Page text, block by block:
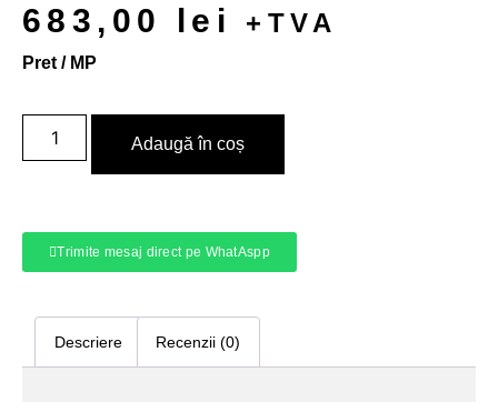
683,00 lei +TVA
Pret / MP
Adaugă în coș
Trimite mesaj direct pe WhatAspp
Descriere Recenzii (0)